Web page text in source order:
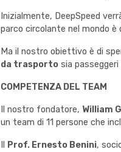
Inizialmente, DeepSpeed
parco circolante nel mondo è
Ma il nostro obiettivo è di
da trasporto sia passeggeri
COMPETENZA DEL TEAM
Il nostro fondatore, William
un team di 11 persone che
Prof. Ernesto Benini,